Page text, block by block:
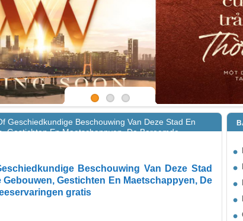
Geschiedkundige Beschouwing Van Deze Stad En
Gestichten En Maetschappyen, De Beroemde
Beschouwing Van Deze Stad
Gestichten En Maetschappyen, De
gratis